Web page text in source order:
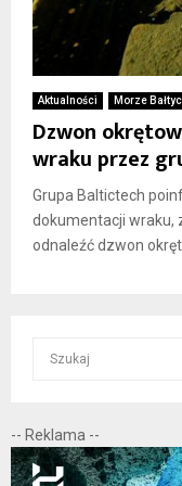
Aktualności Morze
Dzwon
wraku przez
Grupa Baltictech
dokumentacji wraku,
odnaleźć dzwon
c
h
-- Reklama --